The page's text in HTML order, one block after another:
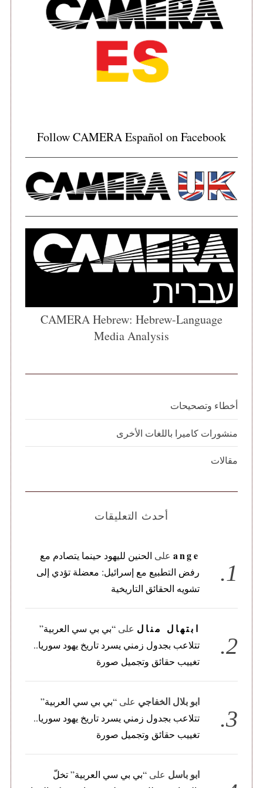
Follow CAMERA Español on Facebook
CAMERA Hebrew: Hebrew-Language
Media Analysis
أخطاء وتصحيحات
منشورات كاميرا باللغات الأخرى
مقالات
أحدث التعليقات
angeعلى الحنين لليهود حينما يتصادم مع
رفض التطبيع مع إسرائيل: معضلة تؤدي إلى
تشويه الحقائق التاريخية
ابتهال منال على“بي بي سي العربية”
تتلاعب بجدول زمني يسرد تاريخ يهود سوريا..
تغييب حقائق وتجميل صورة
ابو بلال الخفاجي على“بي بي سي العربية”
تتلاعب بجدول زمني يسرد تاريخ يهود سوريا..
تغييب حقائق وتجميل صورة
ابو باسل على“بي بي سي العربية” تخلّ